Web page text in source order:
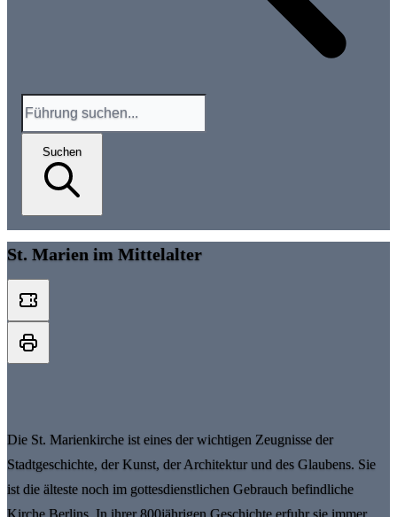
Suchen
St. Marien im Mittelalter
Die St. Marienkirche ist eines der wichtigen Zeugnisse der
Stadtgeschichte, der Kunst, der Architektur und des Glaubens. Sie
ist die älteste noch im gottesdienstlichen Gebrauch befindliche
Kirche Berlins. In ihrer 800jährigen Geschichte erfuhr sie immer